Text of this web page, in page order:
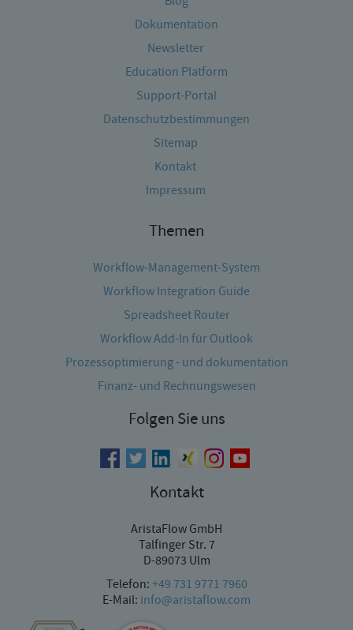
Dokumentation
Newsletter
Education Platform
Support-Portal
Datenschutzbestimmungen
Sitemap
Kontakt
Impressum
Themen
Workflow-Management-System
Workflow Integration Guide
Spreadsheet Router
Workflow Add-In für Outlook
Prozessoptimierung - und dokumentation
Finanz- und Rechnungswesen
Folgen Sie uns
Kontakt
AristaFlow GmbH
Talfinger Str. 7
D-89073 Ulm
Telefon:+49 731 9771 7960
E-Mail: info@aristaflow.com